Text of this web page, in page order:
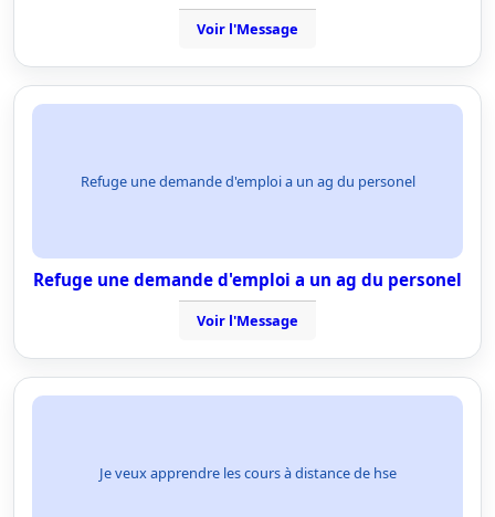
Voir l'Message
Refuge une demande d'emploi a un ag du personel
Refuge une demande d'emploi a un ag du personel
Voir l'Message
Je veux apprendre les cours à distance de hse